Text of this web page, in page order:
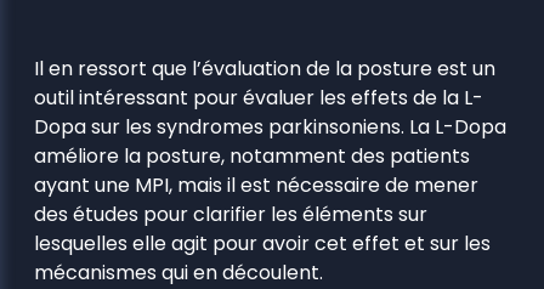
Il en ressort que l’évaluation de la posture est un
outil intéressant pour évaluer les effets de la L-
Dopa sur les syndromes parkinsoniens. La L-Dopa
améliore la posture, notamment des patients
ayant une MPI, mais il est nécessaire de mener
des études pour clarifier les éléments sur
lesquelles elle agit pour avoir cet effet et sur les
mécanismes qui en découlent.